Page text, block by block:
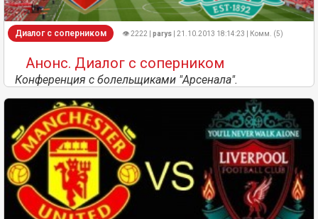
Диалог с соперником 👁 2222 | parys | 21.10.2013 18:14:23 | Комм. (5)
Анонс. Диалог с соперником
Конференция с болельщиками "Арсенала".